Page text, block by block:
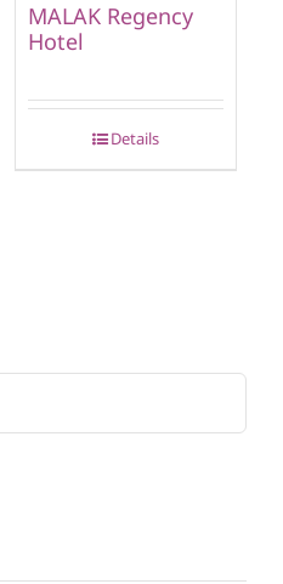
MALAK Regency
Hotel
Details